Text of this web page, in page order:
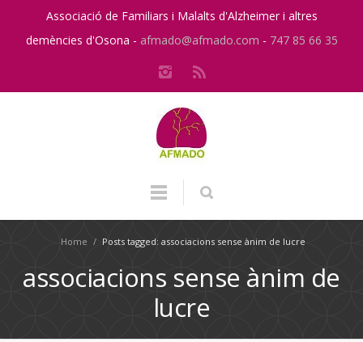
Associació de Familiars i Malalts d'Alzheimer i altres
demències d'Osona - afmado@afmado.com - 747 85 66 35
Home / Posts tagged: associacions sense ànim de lucre
associacions sense ànim de
lucre